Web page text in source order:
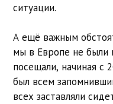
ситуации.
А ещё важным
мы в Европе не были
посещали, начиная с
был всем
всех заставляли